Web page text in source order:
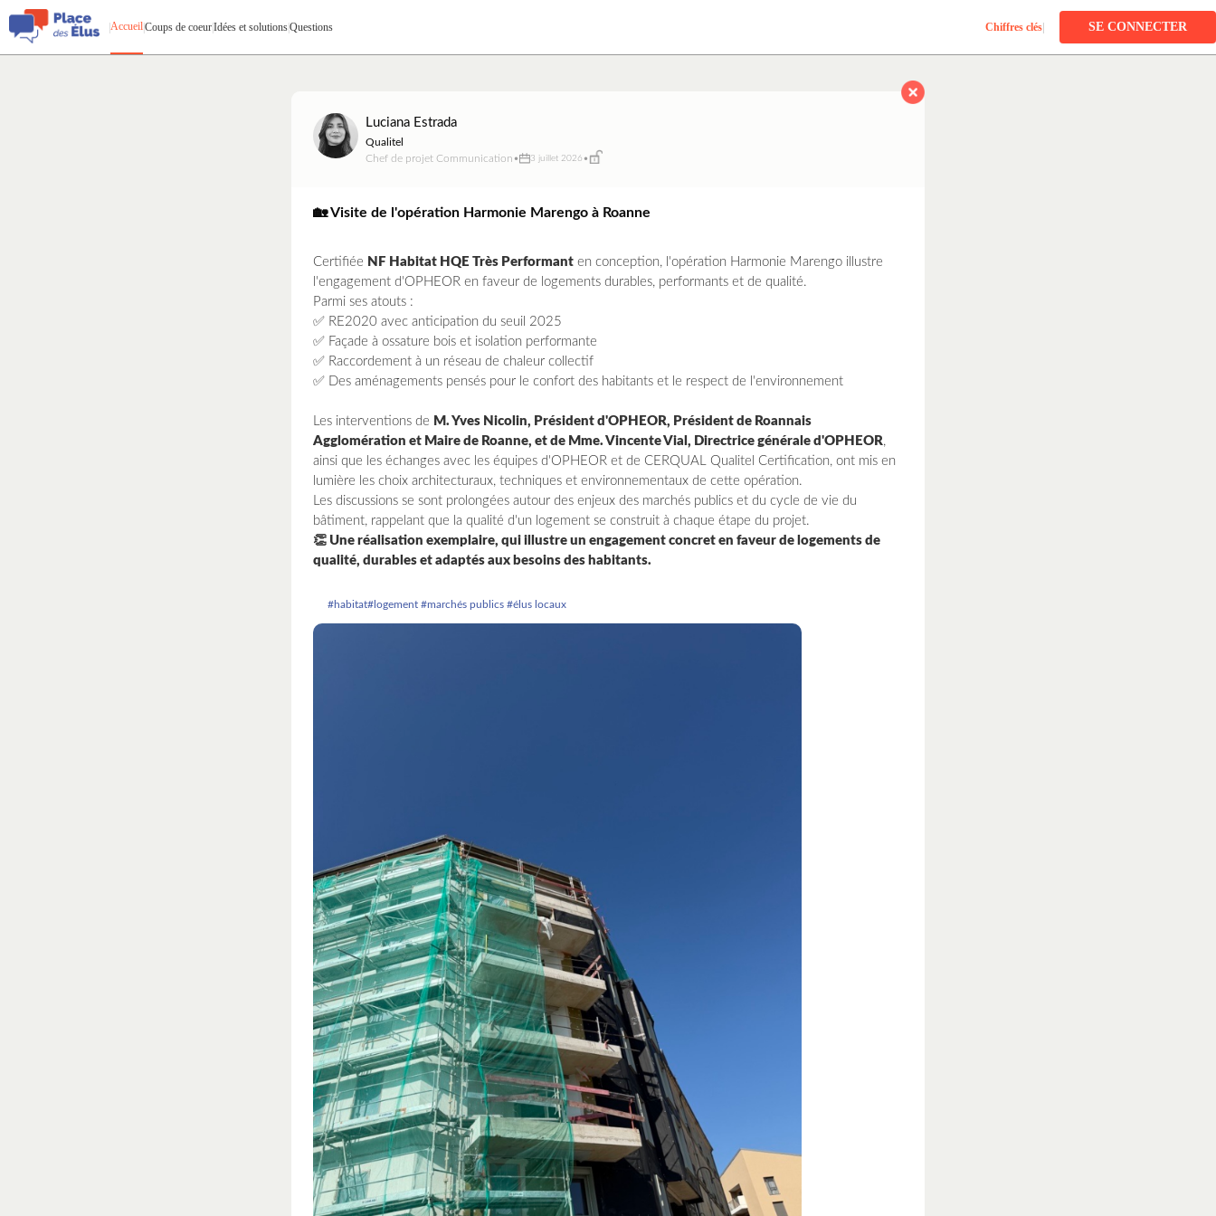
|Accueil|Coups de coeur|Idées et solutions|Questions Chiffres clés| SE CONNECTER
Luciana Estrada
Qualitel
Chef de projet Communication • 3 juillet 2026 •
🏡 Visite de l'opération Harmonie Marengo à Roanne
Certifiée NF Habitat HQE Très Performant en conception, l'opération Harmonie Marengo illustre
l'engagement d'OPHEOR en faveur de logements durables, performants et de qualité.
Parmi ses atouts :
✅ RE2020 avec anticipation du seuil 2025
✅ Façade à ossature bois et isolation performante
✅ Raccordement à un réseau de chaleur collectif
✅ Des aménagements pensés pour le confort des habitants et le respect de l'environnement
Les interventions de M. Yves Nicolin, Président d'OPHEOR, Président de Roannais
Agglomération et Maire de Roanne, et de Mme. Vincente Vial, Directrice générale d'OPHEOR,
ainsi que les échanges avec les équipes d'OPHEOR et de CERQUAL Qualitel Certification, ont mis en
lumière les choix architecturaux, techniques et environnementaux de cette opération.
Les discussions se sont prolongées autour des enjeux des marchés publics et du cycle de vie du
bâtiment, rappelant que la qualité d'un logement se construit à chaque étape du projet.
👏 Une réalisation exemplaire, qui illustre un engagement concret en faveur de logements de
qualité, durables et adaptés aux besoins des habitants.
#habitat#logement #marchés publics #élus locaux